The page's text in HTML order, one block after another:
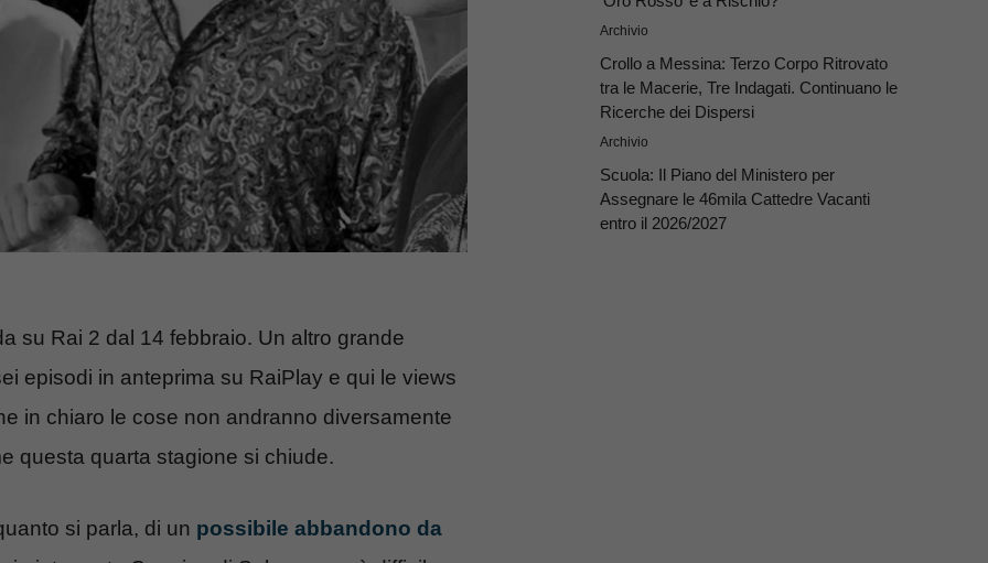
su Rai 2 dal 14 febbraio. Un altro grande
episodi in anteprima su RaiPlay e qui le views
in chiaro le cose non andranno diversamente
questa quarta stagione si chiude.
si parla, di un possibile abbandono da
Archivio
Crollo a Messina: Terzo Corpo Ritrovato
tra le Macerie, Tre Indagati. Continuano le
Ricerche dei Dispersi
Archivio
Scuola: Il Piano del Ministero per
Assegnare le 46mila Cattedre Vacanti
entro il 2026/2027